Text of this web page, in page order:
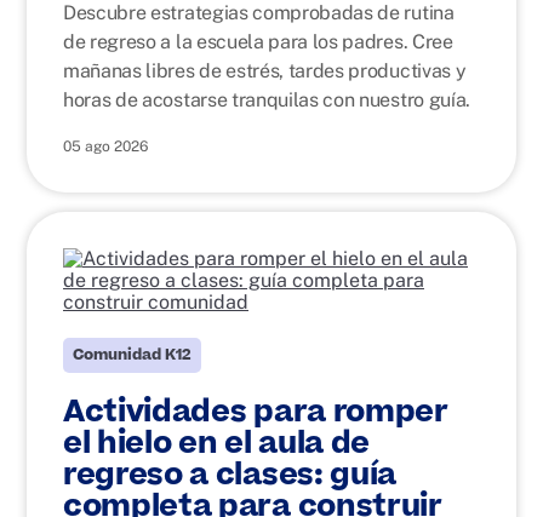
Descubre estrategias comprobadas de rutina
de regreso a la escuela para los padres. Cree
mañanas libres de estrés, tardes productivas y
horas de acostarse tranquilas con nuestro guía.
05 ago 2026
Comunidad K12
Actividades para romper
el hielo en el aula de
regreso a clases: guía
completa para construir